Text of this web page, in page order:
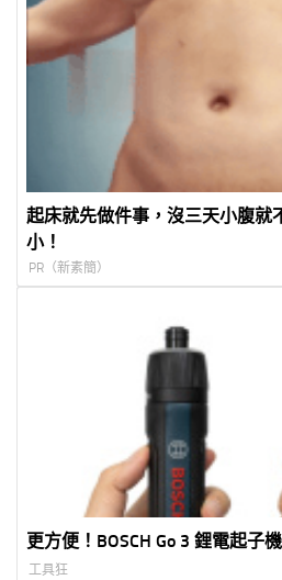
起床就先做件事，沒三天小腹就
小！
PR（新素簡）
更方便！BOSCH Go 3 鋰電起子
工具狂